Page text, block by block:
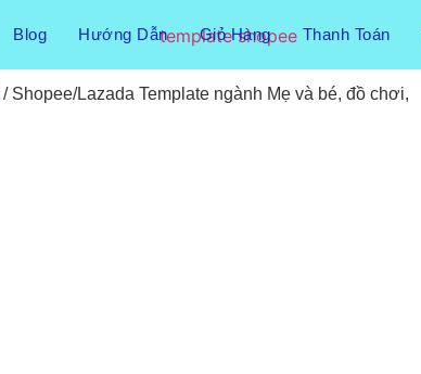
Blog Hướng Dẫn Giỏ Hàng Thanh Toán
/ Shopee/Lazada Template ngành Mẹ và bé, đồ chơi,